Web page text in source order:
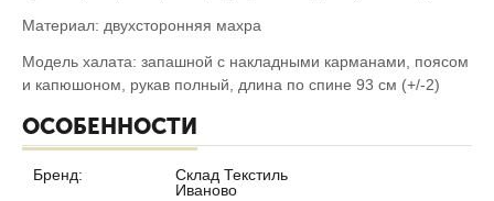
Материал: двухсторонняя махра
Модель халата: запашной с накладными карманами, поясом
и капюшоном, рукав полный, длина по спине 93 см (+/-2)
ОСОБЕННОСТИ
Бренд:
Склад Текстиль
Иваново